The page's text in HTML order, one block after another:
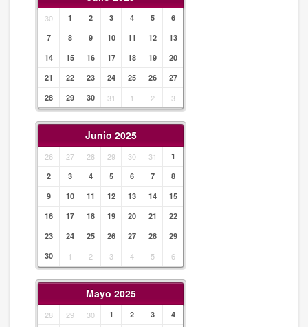
30 1 2 3 4 5
6
7
8 9 10 11 12
13
14
15 16 17 18 19
20
21
22 23 24 25 26
27
28
29 30 31 1 2 3
Junio 2025
26 27 28 29 30 31
1
2
3 4 5 6 7
8
9
10 11 12 13 14
15
16
17 18 19 20 21
22
23
24 25 26 27 28
29
30
1 2 3 4 5 6
Mayo 2025
28 29 30 1 2 3 4